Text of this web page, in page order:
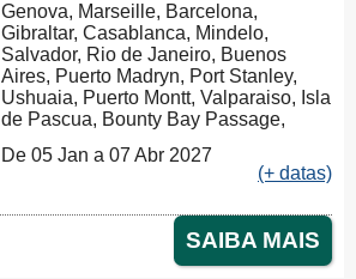
Genova, Marseille, Barcelona,
Gibraltar, Casablanca, Mindelo,
Salvador, Rio de Janeiro, Buenos
Aires, Puerto Madryn, Port Stanley,
Ushuaia, Puerto Montt, Valparaiso, Isla
de Pascua, Bounty Bay Passage,
Russel, Auckland, Tauranga,
Christchurch, Dunedin, Milford Sound,
Apia, Pago Pago, Honolulu, Hilo, Los
De 05 Jan a 07 Abr 2027
(+ datas)
SAIBA MAIS